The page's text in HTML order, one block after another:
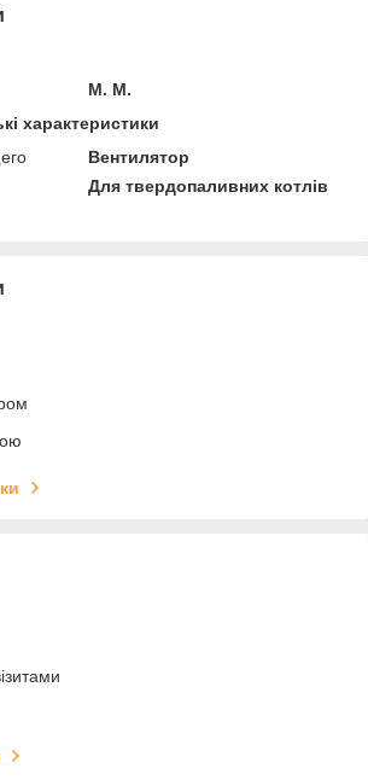
M. M.
характеристики
Вентилятор
Для твердопаливних котлів